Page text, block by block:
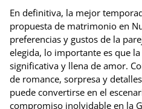
En definitiva, la mejor
propuesta de matrimonio en
preferencias y gustos de la
elegida, lo importante es que
significativa y llena de amor.
de romance, sorpresa y
puede convertirse en el
compromiso inolvidable en la